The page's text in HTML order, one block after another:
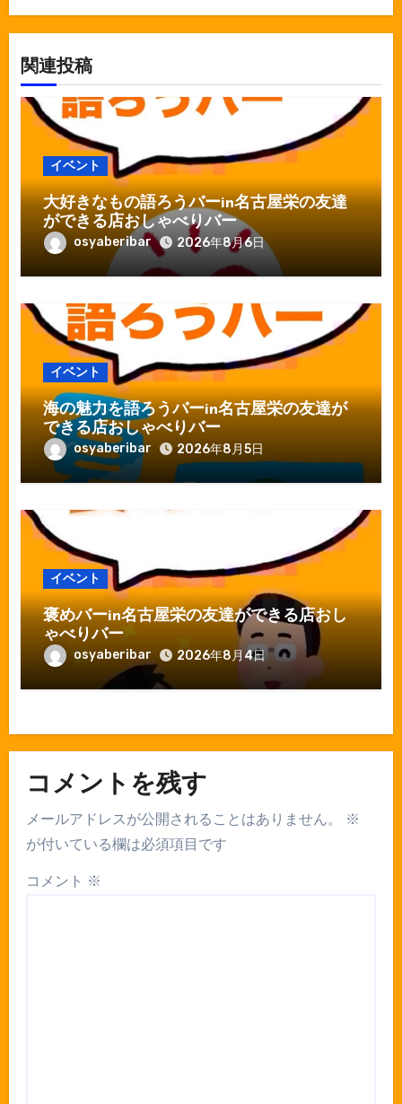
関連投稿
イベント
大好きなもの語ろうバーin名古屋栄の友達
ができる店おしゃべりバー
osyaberibar 2026年8月6日
イベント
海の魅力を語ろうバーin名古屋栄の友達が
できる店おしゃべりバー
osyaberibar 2026年8月5日
イベント
褒めバーin名古屋栄の友達ができる店おし
ゃべりバー
osyaberibar 2026年8月4日
コメントを残す
メールアドレスが公開されることはありません。
※
が付いている欄は必須項目です
コメント ※